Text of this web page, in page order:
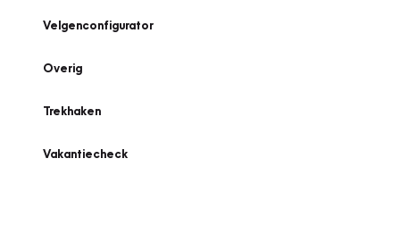
Velgenconfigurator
Overig
Trekhaken
Vakantiecheck